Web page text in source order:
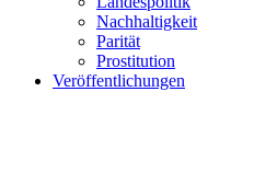
Nachhaltigkeit
Parität
Prostitution
Veröffentlichungen